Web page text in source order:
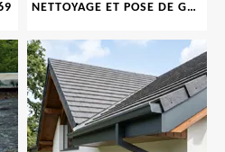
NETTOYAGE ET POSE DE GOUTTIÈRE 69